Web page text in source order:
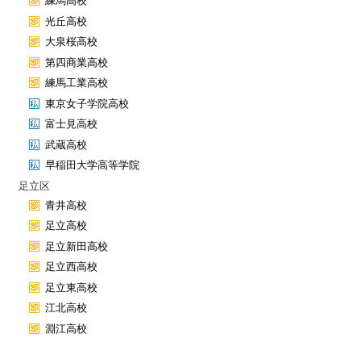
光丘高校
大泉桜高校
第四商業高校
練馬工業高校
東京女子学院高校
富士見高校
武蔵高校
早稲田大学高等学院
足立区
青井高校
足立高校
足立新田高校
足立西高校
足立東高校
江北高校
淵江高校